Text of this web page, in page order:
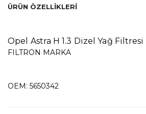
ÜRÜN ÖZELLIKLERI
Opel Astra H 1.3 Dizel Yağ Filtresi
FILTRON MARKA
OEM: 5650342